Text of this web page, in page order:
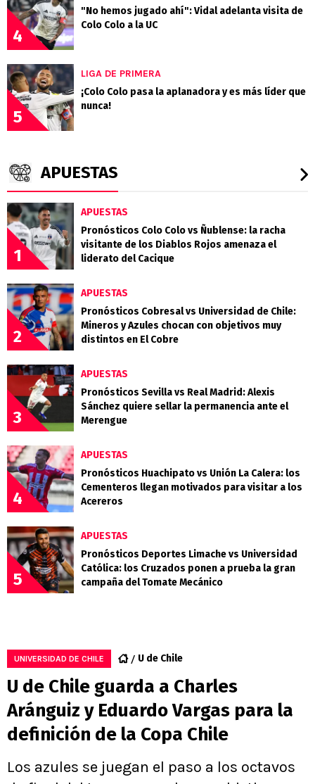
4
"No hemos jugado ahí": Vidal adelanta visita de
Colo Colo a la UC
5
LIGA DE PRIMERA
¡Colo Colo pasa la aplanadora y es más líder que
nunca!
APUESTAS
1
APUESTAS
Pronósticos Colo Colo vs Ñublense: la racha
visitante de los Diablos Rojos amenaza el
liderato del Cacique
2
APUESTAS
Pronósticos Cobresal vs Universidad de Chile:
Mineros y Azules chocan con objetivos muy
distintos en El Cobre
3
APUESTAS
Pronósticos Sevilla vs Real Madrid: Alexis
Sánchez quiere sellar la permanencia ante el
Merengue
4
APUESTAS
Pronósticos Huachipato vs Unión La Calera: los
Cementeros llegan motivados para visitar a los
Acereros
5
APUESTAS
Pronósticos Deportes Limache vs Universidad
Católica: los Cruzados ponen a prueba la gran
campaña del Tomate Mecánico
UNIVERSIDAD DE CHILE U de Chile
U de Chile guarda a Charles
Aránguiz y Eduardo Vargas para la
definición de la Copa Chile
Los azules se juegan el paso a los octavos